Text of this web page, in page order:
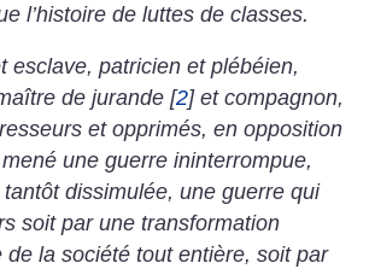
l’histoire de luttes de classes.
esclave, patricien et plébéien,
de jurande [2]et compagnon,
et opprimés, en opposition
une guerre ininterrompue,
dissimulée, une guerre qui
soit par une transformation
de la société tout entière, soit par